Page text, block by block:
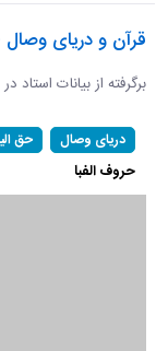
قرآن و دریای
برگرفته از بیانات استاد
دریای وصال حق
حروف الفبا